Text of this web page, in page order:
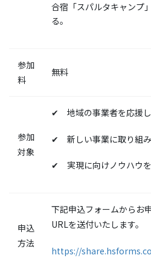
合宿「スパルタキャンプ
る。
参加
料
無料
参加
対象
✔ 地域の事業者を応援し
✔ 新しい事業に取り組
✔ 実現に向けノウハウ
申込
方法
下記申込フォームからお
URLを送付いたします。
https://